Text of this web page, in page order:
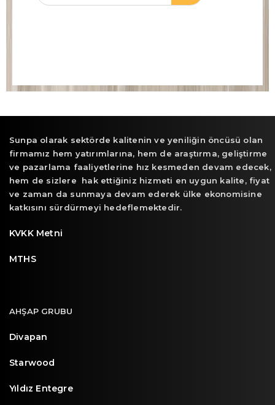
Sunpa olarak sektörde kalitenin ve yeniliğin öncüsü olan
firmamız hem yatırımlarına, hem de araştırma, geliştirme
ve pazarlama faaliyetlerine hız kesmeden devam edecek,
hem de sizlere hak ettiğiniz hizmeti en uygun kalite, fiyat
ve zaman da sunmaya devam ederek ülke ekonomisine
katkısını sürdürmeyi hedeflemektedir.
KVKK Metni
MTHS
AHŞAP GRUBU
Divapan
Starwood
Yıldız Entegre